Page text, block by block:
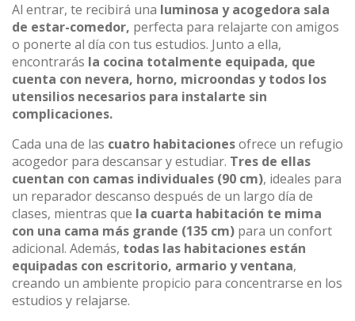
Al entrar, te recibirá una luminosa y acogedora sala
de estar-comedor, perfecta para relajarte con amigos
o ponerte al día con tus estudios. Junto a ella,
encontrarás la cocina totalmente equipada, que
cuenta con nevera, horno, microondas y todos los
utensilios necesarios para instalarte sin
complicaciones.
Cada una de las cuatro habitacionesofrece un refugio
acogedor para descansar y estudiar. Tres de ellas
cuentan con camas individuales (90 cm), ideales para
un reparador descanso después de un largo día de
clases, mientras que la cuarta habitación te mima
con una cama más grande (135 cm) para un confort
adicional. Además, todas las habitaciones están
equipadas con escritorio, armario y ventana,
creando un ambiente propicio para concentrarse en los
estudios y relajarse.